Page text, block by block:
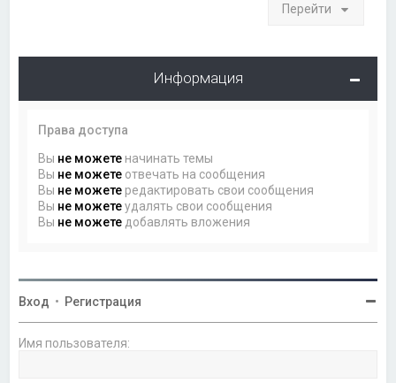
Перейти
Информация
Права доступа
Вы не можете начинать темы
Вы не можете отвечать на сообщения
Вы не можете редактировать свои сообщения
Вы не можетеудалять свои сообщения
Вы не можете добавлять вложения
Вход • Регистрация
Имя пользователя: